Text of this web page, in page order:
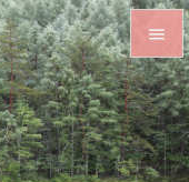


メニュ

サイド